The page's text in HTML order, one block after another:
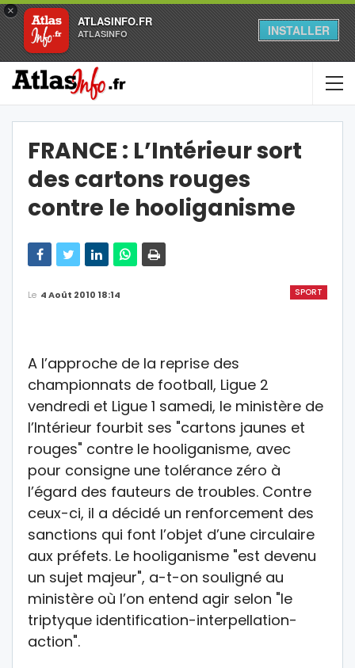
×
ATLASINFO.FR
ATLASINFO INSTALLER
FRANCE : L’Intérieur sort
des cartons rouges
contre le hooliganisme
SPORT
Le 4 Août 2010 18:14
A l’approche de la reprise des
championnats de football, Ligue 2
vendredi et Ligue 1 samedi, le ministère de
l’Intérieur fourbit ses "cartons jaunes et
rouges" contre le hooliganisme, avec
pour consigne une tolérance zéro à
l’égard des fauteurs de troubles. Contre
ceux-ci, il a décidé un renforcement des
sanctions qui font l’objet d’une circulaire
aux préfets. Le hooliganisme "est devenu
un sujet majeur", a-t-on souligné au
ministère où l’on entend agir selon "le
triptyque identification-interpellation-
action".